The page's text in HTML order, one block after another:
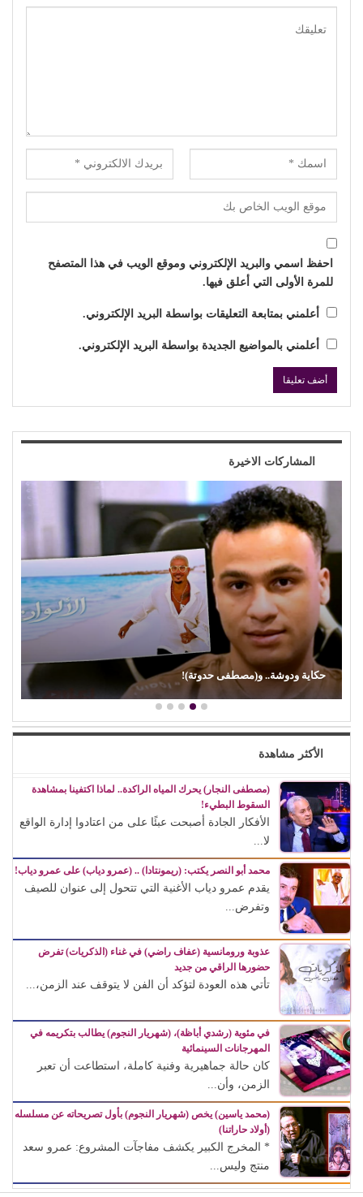
احفظ اسمي والبريد الإلكتروني وموقع الويب في هذا المتصفح
للمرة الأولى التي أعلق فيها.
أعلمني بمتابعة التعليقات بواسطة البريد الإلكتروني.
أعلمني بالمواضيع الجديدة بواسطة البريد الإلكتروني.
المشاركات الاخيرة
حكاية ودوشة.. و(مصطفى حدوتة)!
الأكثر مشاهدة
(مصطفى النجار) يحرك المياه الراكدة.. لماذا اكتفينا بمشاهدة
السقوط البطيء!
الأفكار الجادة أصبحت عبئًا على من اعتادوا إدارة الواقع
لا...
محمد أبو النصر يكتب: (ريمونتادا) .. (عمرو دياب) على عمرو دياب!
يقدم عمرو دياب الأغنية التي تتحول إلى عنوان للصيف
وتفرض...
عذوبة ورومانسية (عفاف راضي) في غناء (الذكريات) تفرض
حضورها الراقي من جديد
تأتي هذه العودة لتؤكد أن الفن لا يتوقف عند الزمن،...
في مئوية (رشدي أباظة)، (شهريار النجوم) يطالب بتكريمه في
المهرجانات السينمائية
كان حالة جماهيرية وفنية كاملة، استطاعت أن تعبر
الزمن، وأن...
(محمد ياسين) يخص (شهريار النجوم) بأول تصريحاته عن مسلسله
(أولاد حاراتنا)
* المخرج الكبير يكشف مفاجآت المشروع: عمرو سعد
منتج وليس...